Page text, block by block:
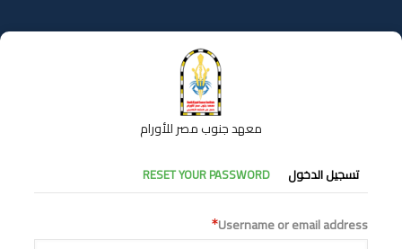
إلى
المحتوى
معهد جنوب مصر للأورام
التبويبات
الأساسية
تسجيل الدخول RESET YOUR PASSWORD
Username or email address